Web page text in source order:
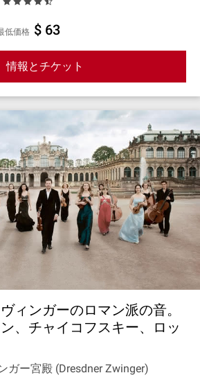
最低価格 $ 63
情報とチケット
ィンガーのロマン派の音。
、チャイコフスキー、ロッ
ガー宮殿 (Dresdner Zwinger)